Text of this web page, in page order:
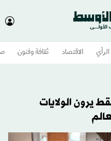
الرأي الاقتصاد ثقافة وفنون
يرون الولايات